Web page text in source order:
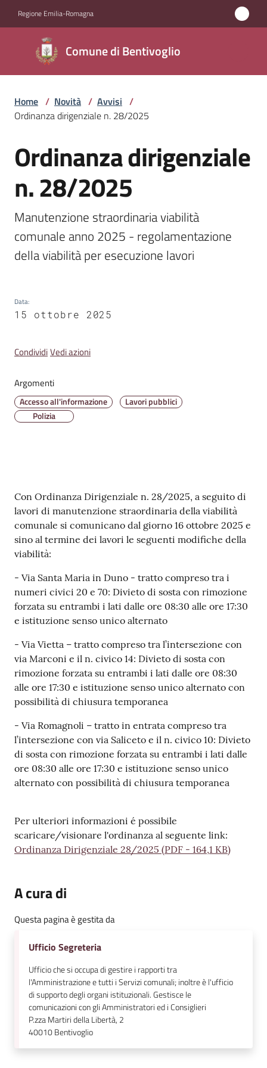
Regione Emilia-Romagna
Comune di Bentivoglio
Comune di
Bentivoglio
Amministrazione
Menu selezionato
Bentivoglio
Amministrazione
Trasparente
l
o
P
r
o
o
n
l
i
Tutti
argomenti...
Seguici
Home / Novità / Avvisi /
Ordinanza dirigenziale n. 28/2025
Salta al contenuto
Ordinanza dirigenziale
n. 28/2025
Manutenzione straordinaria viabilità
comunale anno 2025 - regolamentazione
della viabilità per esecuzione lavori
Data:
15 ottobre 2025
CondividiVedi azioni
Argomenti
Accesso all'informazione
Lavori pubblici
Polizia
Contenuto
Con Ordinanza Dirigenziale n. 28/2025, a seguito di
lavori di manutenzione straordinaria della viabilità
comunale si comunicano dal giorno 16 ottobre 2025 e
sino al termine dei lavori le seguenti modifiche della
viabilità:
- Via Santa Maria in Duno - tratto compreso tra i
numeri civici 20 e 70: Divieto di sosta con rimozione
forzata su entrambi i lati dalle ore 08:30 alle ore 17:30
e istituzione senso unico alternato
- Via Vietta – tratto compreso tra l’intersezione con
via Marconi e il n. civico 14: Divieto di sosta con
rimozione forzata su entrambi i lati dalle ore 08:30
alle ore 17:30 e istituzione senso unico alternato con
possibilità di chiusura temporanea
- Via Romagnoli – tratto in entrata compreso tra
l’intersezione con via Saliceto e il n. civico 10: Divieto
di sosta con rimozione forzata su entrambi i lati dalle
ore 08:30 alle ore 17:30 e istituzione senso unico
alternato con possibilità di chiusura temporanea
Per ulteriori informazioni é possibile
scaricare/visionare l'ordinanza al seguente link:
Ordinanza Dirigenziale 28/2025 (PDF - 164,1 KB)
A cura di
Questa pagina è gestita da
Ufficio Segreteria
Ufficio che si occupa di gestire i rapporti tra
l'Amministrazione e tutti i Servizi comunali; inoltre è l'ufficio
di supporto degli organi istituzionali. Gestisce le
comunicazioni con gli Amministratori ed i Consiglieri
P.zza Martiri della Libertà, 2
40010Bentivoglio